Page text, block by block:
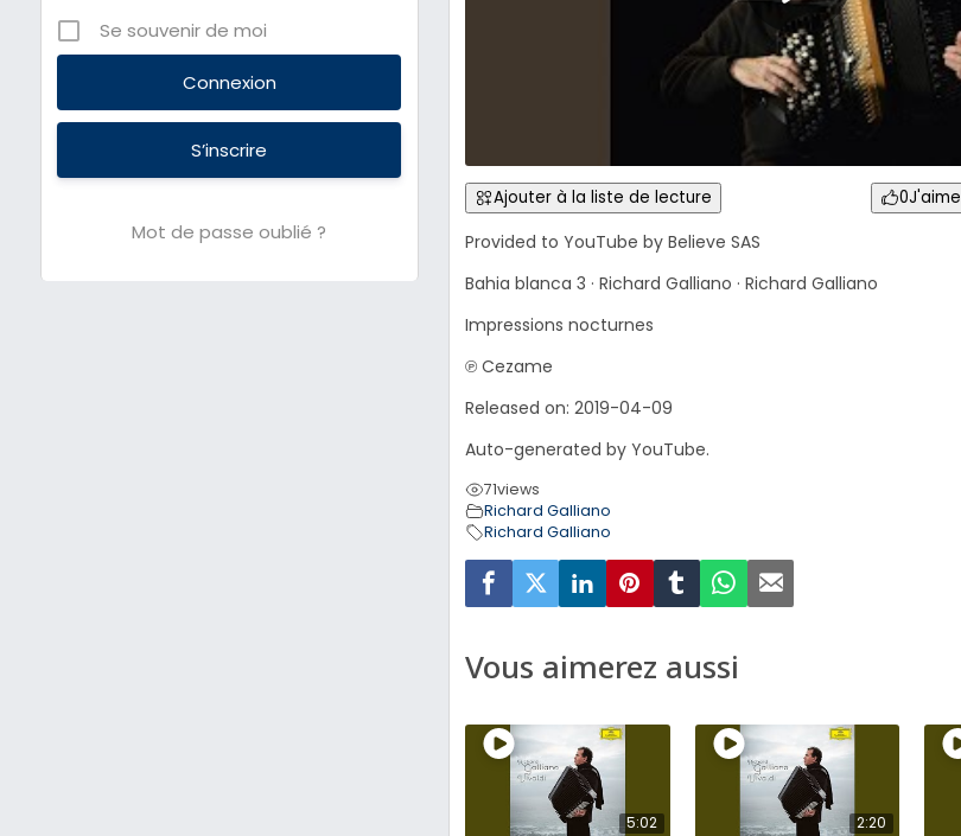
Se souvenir de moi
S’inscrire
Mot de passe oublié ?
Ajouter à la liste de lecture 0J'aime
Provided to YouTube by Believe SAS
Bahia blanca 3 · Richard Galliano · Richard Galliano
Impressions nocturnes
℗ Cezame
Released on: 2019-04-09
Auto-generated by YouTube.
71views
Richard Galliano
Richard Galliano
Vous aimerez aussi
5:02 2:20